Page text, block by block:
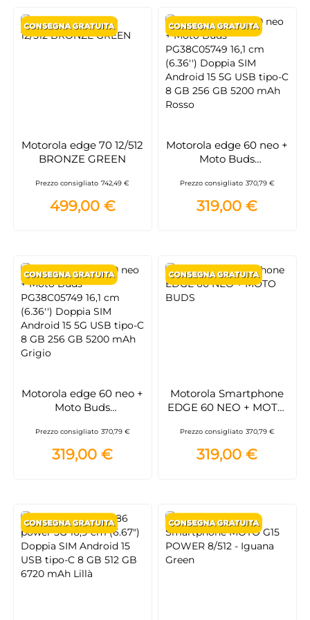
Motorola edge 70 12/512
BRONZE GREEN
Prezzo consigliato 742,49 €
499,00 €
Motorola edge 60 neo +
Moto Buds
(6.36'') Doppia SIM
Android 15 5G USB tipo-
C 8 GB 256 GB 5200
Prezzo consigliato 370,79 €
319,00 €
Motorola edge 60 neo +
Moto Buds
(6.36'') Doppia SIM
Android 15 5G USB tipo-
C 8 GB 256 GB 5200
Prezzo consigliato 370,79 €
319,00 €
Motorola Smartphone
EDGE 60 NEO + MOTO
Prezzo consigliato 370,79 €
319,00 €